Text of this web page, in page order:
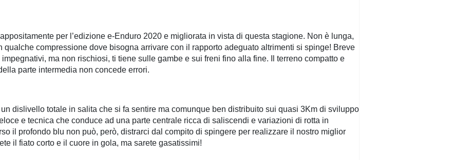
per l’edizione e-Enduro 2020 e migliorata in vista di questa stagione. Non è lunga,
qualche compressione dove bisogna arrivare con il rapporto adeguato altrimenti si spinge! Breve
ma non rischiosi, ti tiene sulle gambe e sui freni fino alla fine. Il terreno compatto e
parte intermedia non concede errori.
dislivello totale in salita che si fa sentire ma comunque ben distribuito sui quasi 3Km di sviluppo
e tecnica che conduce ad una parte centrale ricca di saliscendi e variazioni di rotta in
il profondo blu non può, però, distrarci dal compito di spingere per realizzare il nostro miglior
il fiato corto e il cuore in gola, ma sarete gasatissimi!